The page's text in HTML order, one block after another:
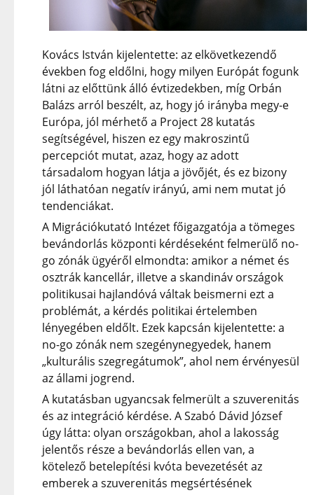
Kovács István kijelentette: az elkövetkezendő
években fog eldőlni, hogy milyen Európát fogunk
látni az előttünk álló évtizedekben, míg Orbán
Balázs arról beszélt, az, hogy jó irányba megy-e
Európa, jól mérhető a Project 28 kutatás
segítségével, hiszen ez egy makroszintű
percepciót mutat, azaz, hogy az adott
társadalom hogyan látja a jövőjét, és ez bizony
jól láthatóan negatív irányú, ami nem mutat jó
tendenciákat.
A Migrációkutató Intézet főigazgatója a tömeges
bevándorlás központi kérdéseként felmerülő no-
go zónák ügyéről elmondta: amikor a német és
osztrák kancellár, illetve a skandináv országok
politikusai hajlandóvá váltak beismerni ezt a
problémát, a kérdés politikai értelemben
lényegében eldőlt. Ezek kapcsán kijelentette: a
no-go zónák nem szegénynegyedek, hanem
„kulturális szegregátumok”, ahol nem érvényesül
az állami jogrend.
A kutatásban ugyancsak felmerült a szuverenitás
és az integráció kérdése. A Szabó Dávid József
úgy látta: olyan országokban, ahol a lakosság
jelentős része a bevándorlás ellen van, a
kötelező betelepítési kvóta bevezetését az
emberek a szuverenitás megsértésének